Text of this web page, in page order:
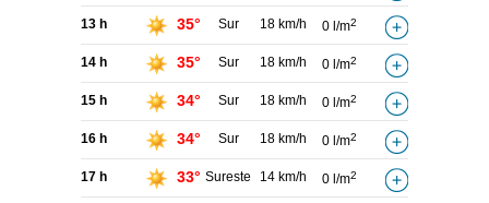
13 h 35° Sur 18 km/h 0 l/m2
14 h 35° Sur 18 km/h 0 l/m2
15 h 34° Sur 18 km/h 0 l/m2
16 h 34° Sur 18 km/h 0 l/m2
17 h 33° Sureste 14 km/h 0 l/m2